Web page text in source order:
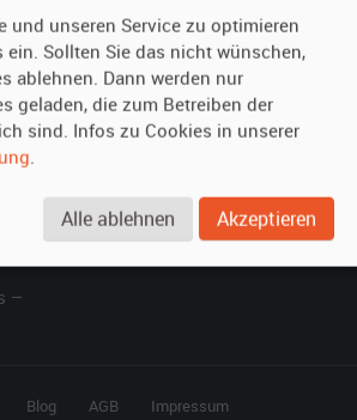
Hilfe
Häufige Fragen (FAQ)
So funktioniert's
–
Blog AGB Impressum
und unseren Service zu optimieren
ein. Sollten Sie das nicht wünschen,
ablehnen. Dann werden nur
geladen, die zum Betreiben der
sind. Infos zu Cookies in unserer
.
Alle ablehnen Akzeptieren